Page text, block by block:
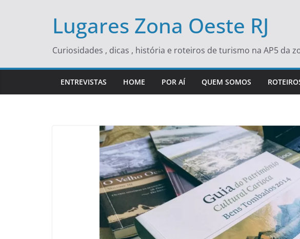
Lugares Zona Oeste RJ
Curiosidades , dicas , história e roteiros de turismo na AP5 da
ENTREVISTAS HOME POR AÍ QUEM SOMOS